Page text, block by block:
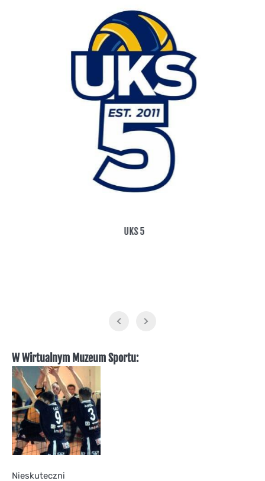
UKS 5
W Wirtualnym Muzeum Sportu:
Nieskuteczni